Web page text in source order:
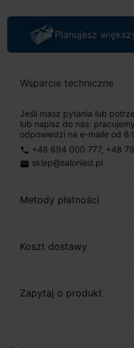
Planujesz
Wsparcie techniczne
Jeśli masz pytania lub
lub napisz do nas:
odpowiedzi na e-maile od
phone +48 694 000 777, +48
email sklep@salonled.pl
Metody płatności
Koszt dostawy
Zapytaj o produkt